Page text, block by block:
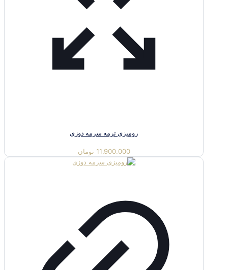
رومیزی ترمه سرمه دوزی
11.900.000 تومان